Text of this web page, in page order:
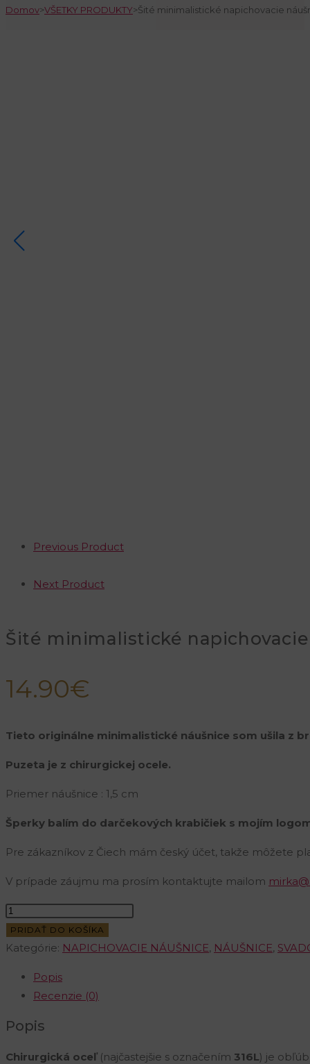
Domov>VŠETKY PRODUKTY>Šité minimalistické napichovacie
Previous Product
Next Product
Šité minimalistické
14.90€
Tieto originálne minimalistické náušnice som ušila z
Puzeta je z chirurgickej ocele.
Priemer náušnice : 1,5 cm
Šperky balím do darčekových krabičiek s mojím
Pre zákazníkov z Čiech mám český účet, takže môžete
V prípade záujmu ma prosím kontaktujte mailom
množstvo
Šité
minimalistické
náušnice
striebornej
PRIDAŤ DO KOŠÍKA
Kategórie: NAPICHOVACIE NÁUŠNICE, NÁUŠNICE,
Popis
Recenzie (0)
Popis
Chirurgická oceľ(najčastejšie s označením 316L) je